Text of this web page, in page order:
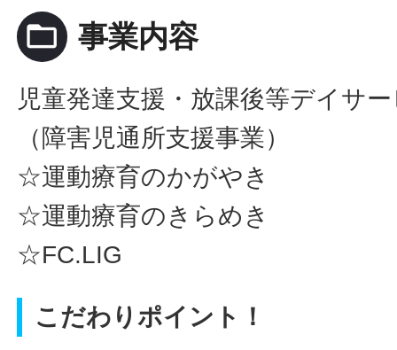
folder_open 事業内容
児童発達支援・放課後等デイサ
（障害児通所支援事業）
☆運動療育のかがやき
☆運動療育のきらめき
☆FC.LIG
こだわりポイント！